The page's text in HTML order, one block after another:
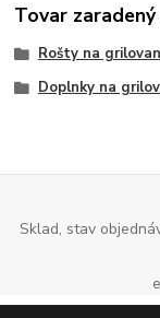
Tovar
Rošty na
Doplnky na
Sklad, stav